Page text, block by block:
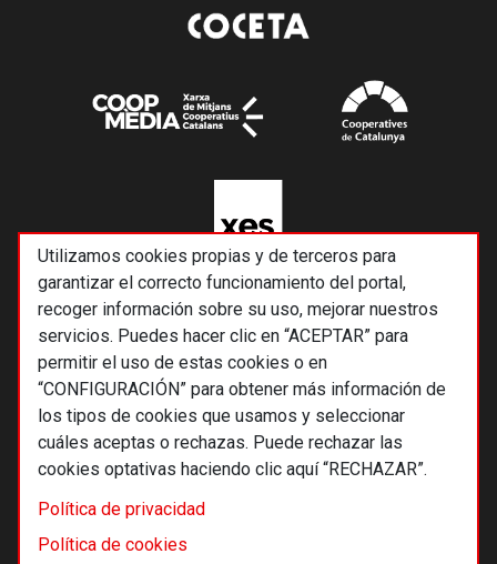
Utilizamos cookies propias y de terceros para
garantizar el correcto funcionamiento del portal,
recoger información sobre su uso, mejorar nuestros
servicios. Puedes hacer clic en “ACEPTAR” para
permitir el uso de estas cookies o en
“CONFIGURACIÓN” para obtener más información de
los tipos de cookies que usamos y seleccionar
cuáles aceptas o rechazas. Puede rechazar las
cookies optativas haciendo clic aquí “RECHAZAR”.
Política de privacidad
Política de cookies
© 2026 Alternativas económicas SCCL
Footer
Términos y condiciones de uso